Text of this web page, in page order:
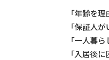
「年齢を
「保証人
「一人暮
「入居後